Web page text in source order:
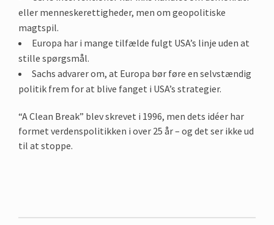
eller menneskerettigheder, men om geopolitiske
magtspil.
Europa har i mange tilfælde fulgt USA’s linje uden at
stille spørgsmål.
Sachs advarer om, at Europa bør føre en selvstændig
politik frem for at blive fanget i USA’s strategier.
“A Clean Break” blev skrevet i 1996, men dets idéer har
formet verdenspolitikken i over 25 år – og det ser ikke ud
til at stoppe.